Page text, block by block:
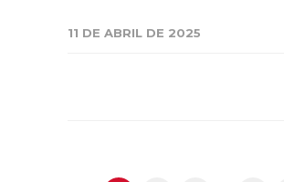
11 DE ABRIL DE 2025